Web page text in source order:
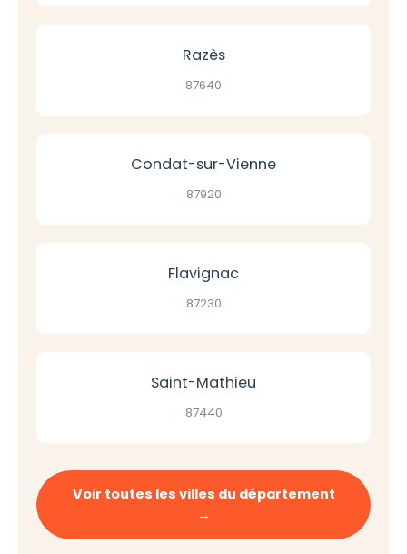
Razès
87640
Condat-sur-Vienne
87920
Flavignac
87230
Saint-Mathieu
87440
Voir toutes les villes du département
→